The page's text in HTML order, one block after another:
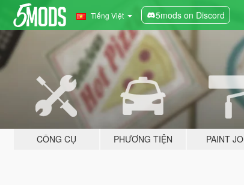
Tiếng Việt 5mods on Discord
CÔNG CỤ PHƯƠNG TIỆN PAINT